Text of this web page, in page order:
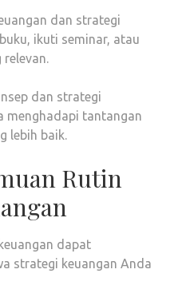
dan strategi
ikuti seminar, atau
relevan.
dan strategi
menghadapi tantangan
lebih baik.
Rutin
dapat
strategi keuangan Anda